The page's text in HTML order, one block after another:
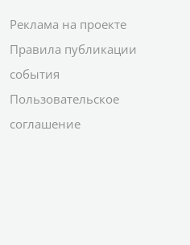
Реклама на проекте
Правила публикации
события
Пользовательское
соглашение